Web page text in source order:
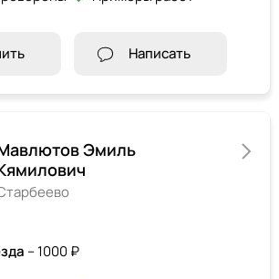
Написать
Эмиль
– 1000 ₽